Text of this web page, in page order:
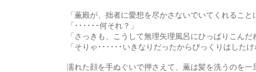
「薫殿が、拙者に愛想を尽かさないでいてくれることに
「･･････何それ？」
「さっきも、こうして無理矢理風呂にひっぱりこんだわ
「そりゃ･･････いきなりだったからびっくりはしたけれ
濡れた顔を手ぬぐいで押さえて、薫は髪を洗うのを一旦中